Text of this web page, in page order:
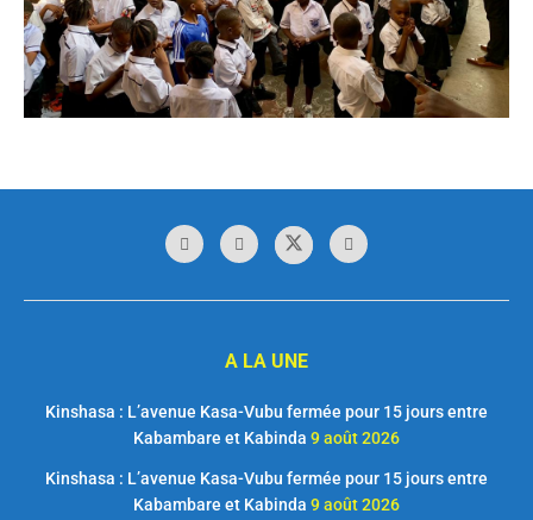
A LA UNE
Kinshasa : L’avenue Kasa-Vubu fermée pour 15 jours entre
Kabambare et Kabinda 9 août 2026
Kinshasa : L’avenue Kasa-Vubu fermée pour 15 jours entre
Kabambare et Kabinda 9 août 2026